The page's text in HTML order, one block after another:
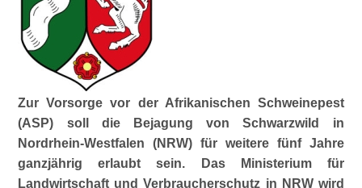
Zur Vorsorge vor der Afrikanischen Schweinepest
(ASP) soll die Bejagung von Schwarzwild in
Nordrhein-Westfalen (NRW) für weitere fünf Jahre
ganzjährig erlaubt sein. DasMinisterium für
Landwirtschaft und Verbraucherschutz in NRW wird